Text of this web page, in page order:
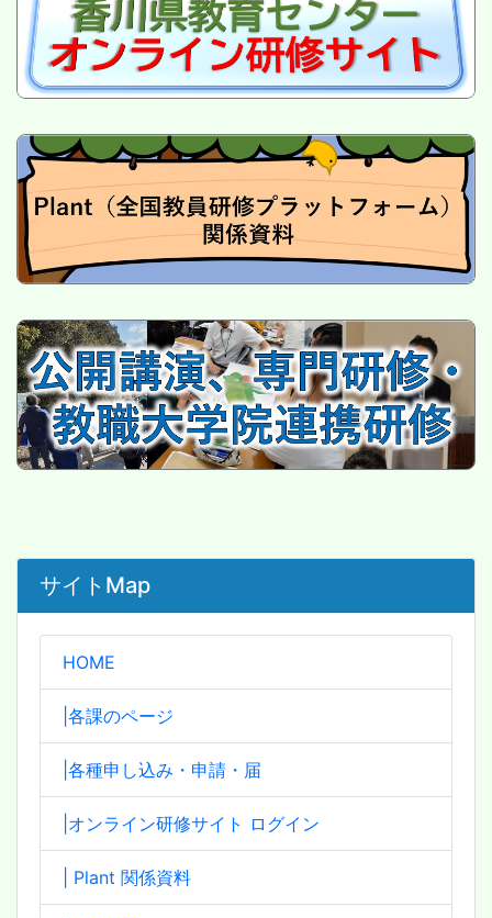
サイトMap
HOME
|各課のページ
|各種申し込み・申請・届
|オンライン研修サイト ログイン
| Plant 関係資料